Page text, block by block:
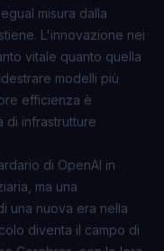
misura dalla
L'innovazione nei
vitale quanto quella
modelli più
efficienza è
di infrastrutture
di OpenAI in
ma una
una nuova era nella
diventa il campo di